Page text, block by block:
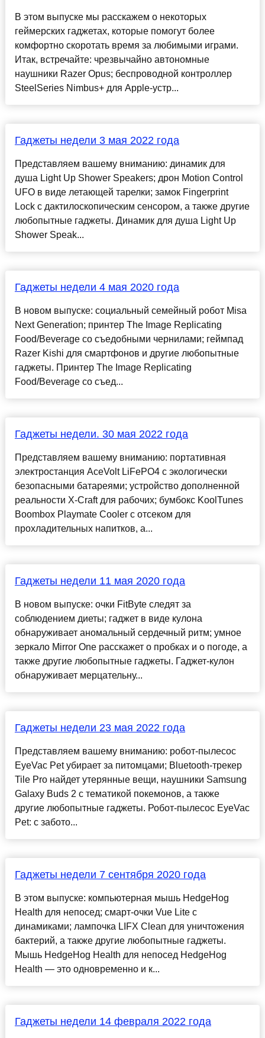
В этом выпуске мы расскажем о некоторых
геймерских гаджетах, которые помогут более
комфортно скоротать время за любимыми играми.
Итак, встречайте: чрезвычайно автономные
наушники Razer Opus; беспроводной контроллер
SteelSeries Nimbus+ для Apple-устр...
Гаджеты недели 3 мая 2022 года
Представляем вашему вниманию: динамик для
душа Light Up Shower Speakers; дрон Motion Control
UFO в виде летающей тарелки; замок Fingerprint
Lock с дактилоскопическим сенсором, а также другие
любопытные гаджеты. Динамик для душа Light Up
Shower Speak...
Гаджеты недели 4 мая 2020 года
В новом выпуске: социальный семейный робот Misa
Next Generation; принтер The Image Replicating
Food/Beverage со съедобными чернилами; геймпад
Razer Kishi для смартфонов и другие любопытные
гаджеты. Принтер The Image Replicating
Food/Beverage со съед...
Гаджеты недели. 30 мая 2022 года
Представляем вашему вниманию: портативная
электростанция AceVolt LiFePO4 с экологически
безопасными батареями; устройство дополненной
реальности X-Craft для рабочих; бумбокс KoolTunes
Boombox Playmate Cooler с отсеком для
прохладительных напитков, а...
Гаджеты недели 11 мая 2020 года
В новом выпуске: очки FitByte следят за
соблюдением диеты; гаджет в виде кулона
обнаруживает аномальный сердечный ритм; умное
зеркало Mirror One расскажет о пробках и о погоде, а
также другие любопытные гаджеты. Гаджет-кулон
обнаруживает мерцательну...
Гаджеты недели 23 мая 2022 года
Представляем вашему вниманию: робот-пылесос
EyeVac Pet убирает за питомцами; Bluetooth-трекер
Tile Pro найдет утерянные вещи, наушники Samsung
Galaxy Buds 2 с тематикой покемонов, а также
другие любопытные гаджеты. Робот-пылесос EyeVac
Pet: с забото...
Гаджеты недели 7 сентября 2020 года
В этом выпуске: компьютерная мышь HedgeHog
Health для непосед; смарт-очки Vue Lite с
динамиками; лампочка LIFX Clean для уничтожения
бактерий, а также другие любопытные гаджеты.
Мышь HedgeHog Health для непосед HedgeHog
Health — это одновременно и к...
Гаджеты недели 14 февраля 2022 года